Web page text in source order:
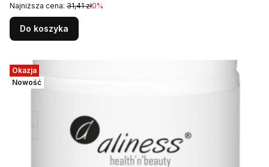
Najniższa cena: 31,41 zł0%
Do koszyka
Okazja
Nowość